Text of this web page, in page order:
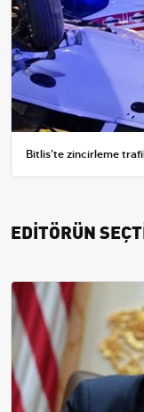
Bitlis'te zincirleme
EDİTÖRÜN